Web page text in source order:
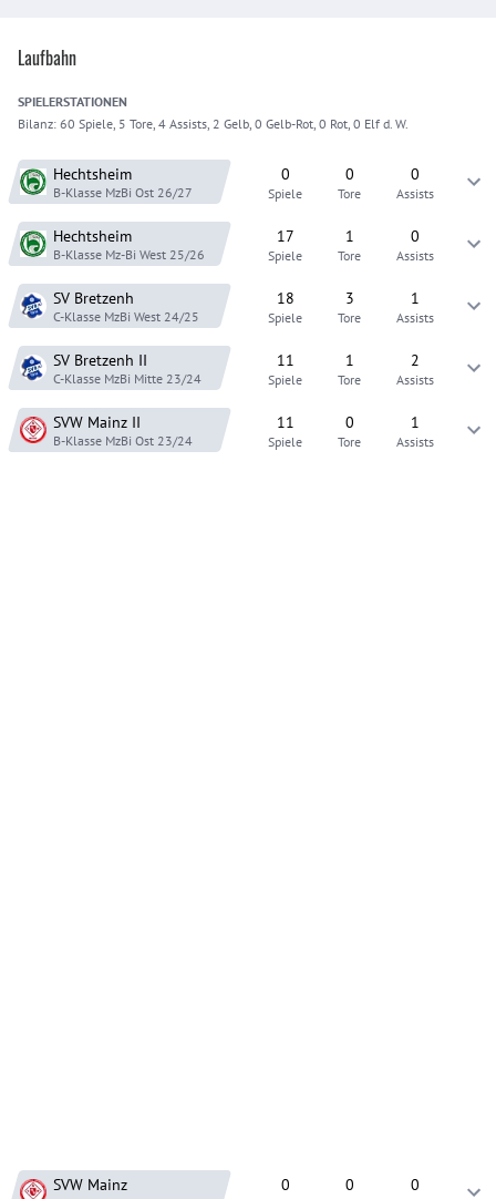
Laufbahn
SPIELERSTATIONEN
Bilanz: 60 Spiele, 5 Tore, 4 Assists, 2 Gelb, 0 Gelb-Rot, 0 Rot, 0 Elf d. W.
Hechtsheim
B-Klasse MzBi Ost 26/27
0
Spiele
0
Tore
0
Assists
Hechtsheim
B-Klasse Mz-Bi West 25/26
17
Spiele
1
Tore
0
Assists
SV Bretzenh
C-Klasse MzBi West 24/25
18
Spiele
3
Tore
1
Assists
SV Bretzenh II
C-Klasse MzBi Mitte 23/24
11
Spiele
1
Tore
2
Assists
SVW Mainz II
B-Klasse MzBi Ost 23/24
11
Spiele
0
Tore
1
Assists
SVW Mainz 0 0 0